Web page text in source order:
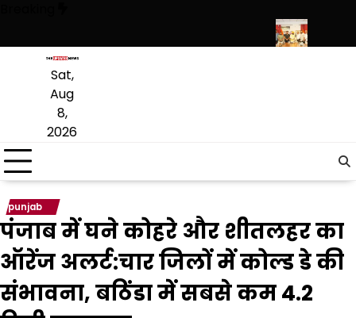
content
Sat,
Aug
8,
2026
punjab
पंजाब में घने कोहरे और शीतलहर का
ऑरेंज अलर्ट:चार जिलों में कोल्ड डे की
संभावना, बठिंडा में सबसे कम 4.2